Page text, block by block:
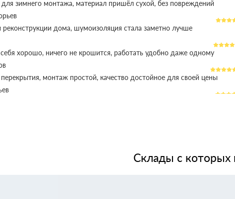
для зимнего монтажа, материал пришёл сухой, без повреждений
реконструкции дома, шумоизоляция стала заметно лучше
хорошо, ничего не крошится, работать удобно даже одному
монтаж простой, качество достойное для своей цены
описанию, после утепления расходы на отопление стали ниже
Склады с